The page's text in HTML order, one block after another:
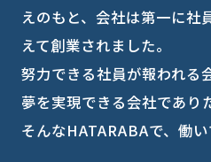
えのもと、会社は第一に社
えて創業されました。
努力できる社員が報われる
夢を実現できる会社であり
そんなHATARABAで、働